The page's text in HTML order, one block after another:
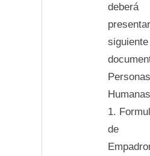
deberá
siguiente
Personas
1.
de